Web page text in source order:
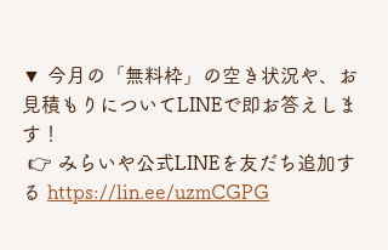
▼ 今月の「無料枠」の空き状況や、お
見積もりについてLINEで即お答えしま
す！
る https://lin.ee/uzmCGPG